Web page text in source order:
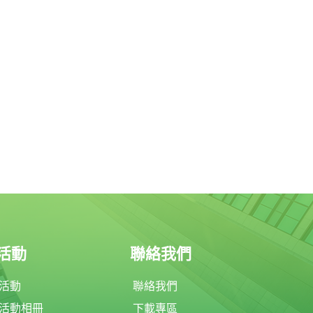
動
動
活動相冊
聯絡我們
聯絡我們
下載專區